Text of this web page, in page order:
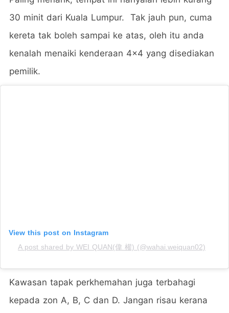
30 minit dari Kuala Lumpur. Tak jauh pun, cuma
kereta tak boleh sampai ke atas, oleh itu anda
kenalah menaiki kenderaan 4x4 yang disediakan
pemilik.
View this post on Instagram
A post shared by WEI QUAN(偉 權) (@wahai.weiquan02)
Kawasan tapak perkhemahan juga terbahagi
kepada zon A, B, C dan D. Jangan risau kerana